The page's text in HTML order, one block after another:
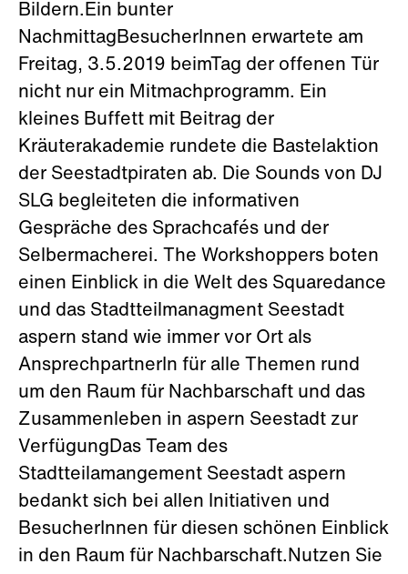
Bildern.Ein bunter
NachmittagBesucherInnen erwartete am
Freitag, 3.5.2019 beimTag der offenen Tür
nicht nur ein Mitmachprogramm. Ein
kleines Buffett mit Beitrag der
Kräuterakademie rundete die Bastelaktion
der Seestadtpiraten ab. Die Sounds von DJ
SLG begleiteten die informativen
Gespräche des Sprachcafés und der
Selbermacherei. The Workshoppers boten
einen Einblick in die Welt des Squaredance
und das Stadtteilmanagment Seestadt
aspern stand wie immer vor Ort als
AnsprechpartnerIn für alle Themen rund
um den Raum für Nachbarschaft und das
Zusammenleben in aspern Seestadt zur
VerfügungDas Team des
Stadtteilamangement Seestadt aspern
bedankt sich bei allen Initiativen und
BesucherInnen für diesen schönen Einblick
in den Raum für Nachbarschaft.Nutzen Sie